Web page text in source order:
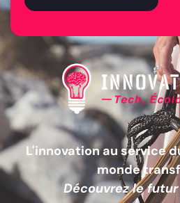
L'innovation au service
monde
Découvrez le